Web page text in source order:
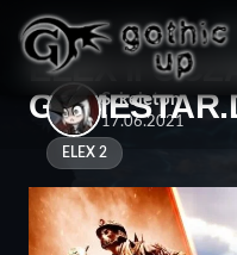
STRONA GŁÓWNA >
ELEX II
Szkeleton
17.06.2021
ELEX 2